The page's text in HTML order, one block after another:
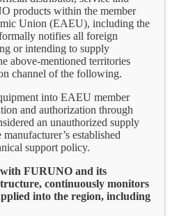
products within the member
Union (EAEU), including the
notifies all foreign
or intending to supply
above-mentioned territories
channel of the following.
into EAEU member
and authorization through
an unauthorized supply
established
support policy.
FURUNO and its
continuously monitors
into the region, including